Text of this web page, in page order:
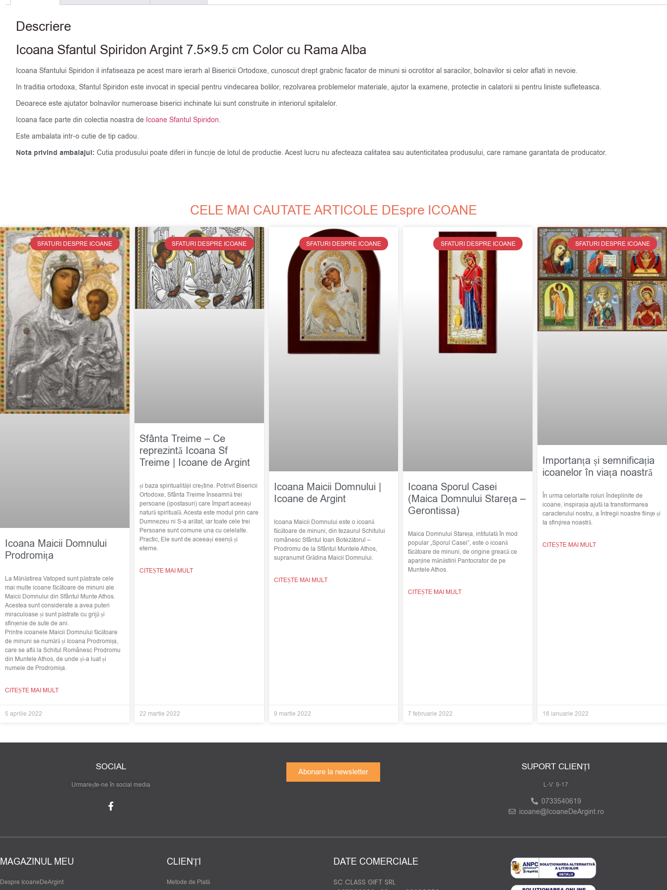
Descriere
Icoana Sfantul Spiridon Argint 7.5×9.5 cm Color cu Rama Alba
Icoana Sfantului Spiridon il infatiseaza pe acest mare ierarh al Bisericii Ortodoxe, cunoscut drept grabnic facator de minuni si ocrotitor al saracilor, bolnavilor si celor aflati in nevoie.
In traditia ortodoxa, Sfantul Spiridon este invocat in special pentru vindecarea bolilor, rezolvarea problemelor materiale, ajutor la examene, protectie in calatorii si pentru liniste sufleteasca.
Deoarece este ajutator bolnavilor numeroase biserici inchinate lui sunt construite in interiorul spitalelor.
Icoana face parte din colectia noastra de Icoane Sfantul Spiridon.
Este ambalata intr-o cutie de tip cadou.
Nota privind ambalajul: Cutia produsului poate diferi in funcție de lotul de productie. Acest lucru nu afecteaza calitatea sau autenticitatea produsului, care ramane garantata de producator.
CELE MAI CAUTATE ARTICOLE DEspre ICOANE
SFATURI DESPRE ICOANE
Icoana Maicii Domnului
Prodromița
La Mănăstirea Vatoped sunt păstrate cele
mai multe icoane făcătoare de minuni ale
Maicii Domnului din Sfântul Munte Athos.
Acestea sunt considerate a avea puteri
miraculoase și sunt păstrate cu grijă și
sfințenie de sute de ani.
Printre icoanele Maicii Domnului făcătoare
de minuni se numără și Icoana Prodromița,
care se află la Schitul Românesc Prodromu
din Muntele Athos, de unde și-a luat și
numele de Prodromița.
CITEȘTE MAI MULT
5 aprilie 2022
SFATURI DESPRE ICOANE
Sfânta Treime – Ce
reprezintă Icoana Sf
Treime | Icoane de Argint
și baza spiritualității creștine. Potrivit Bisericii
Ortodoxe, Sfânta Treime înseamnă trei
persoane (ipostasuri) care împart aceeași
natură spirituală. Acesta este modul prin care
Dumnezeu ni S-a arătat, iar toate cele trei
Persoane sunt comune una cu celelalte.
Practic, Ele sunt de aceeași esență și
eterne.
CITEȘTE MAI MULT
22 martie 2022
SFATURI DESPRE ICOANE
Icoana Maicii Domnului |
Icoane de Argint
Icoana Maicii Domnului este o icoană
făcătoare de minuni, din tezaurul Schitului
românesc Sfântul Ioan Botezătorul –
Prodromu de la Sfântul Muntele Athos,
supranumit Grădina Maicii Domnului.
CITEȘTE MAI MULT
9 martie 2022
SFATURI DESPRE ICOANE
Icoana Sporul Casei
(Maica Domnului Stareța –
Gerontissa)
Maica Domnului Stareța, intitulată în mod
popular „Sporul Casei”, este o icoană
făcătoare de minuni, de origine greacă ce
aparține mănăstirii Pantocrator de pe
Muntele Athos.
CITEȘTE MAI MULT
7 februarie 2022
SFATURI DESPRE ICOANE
Importanța și semnificația
icoanelor în viața noastră
În urma celorlalte roluri îndeplinite de
icoane, inspirația ajută la transformarea
caracterului nostru, a întregii noastre fiinţe și
Ia sfinţirea noastră.
CITEȘTE MAI MULT
18 ianuarie 2022
SOCIAL
Urmarește-ne în social media
Abonare la newsletter SUPORT CLIENȚI
L-V: 9-17
0733540619
icoane@IcoaneDeArgint.ro
MAGAZINUL MEU
Despre IcoaneDeArgint
CLIENȚI
Metode de Plată
DATE COMERCIALE
SC CLASS GIFT SRL